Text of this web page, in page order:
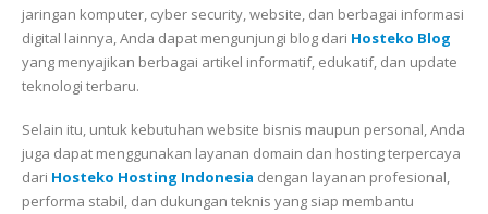
jaringan komputer, cyber security, website, dan berbagai informasi
digital lainnya, Anda dapat mengunjungi blog dari Hosteko Blog
yang menyajikan berbagai artikel informatif, edukatif, dan update
teknologi terbaru.
Selain itu, untuk kebutuhan website bisnis maupun personal, Anda
juga dapat menggunakan layanan domain dan hosting terpercaya
dari Hosteko Hosting Indonesia dengan layanan profesional,
performa stabil, dan dukungan teknis yang siap membantu